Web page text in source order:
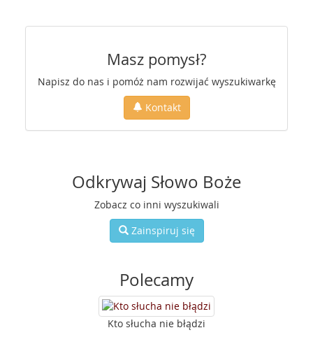
Masz pomysł?
Napisz do nas i pomóż nam rozwijać wyszukiwarkę
Kontakt
Odkrywaj Słowo Boże
Zobacz co inni wyszukiwali
Zainspiruj się
Polecamy
Kto słucha nie błądzi